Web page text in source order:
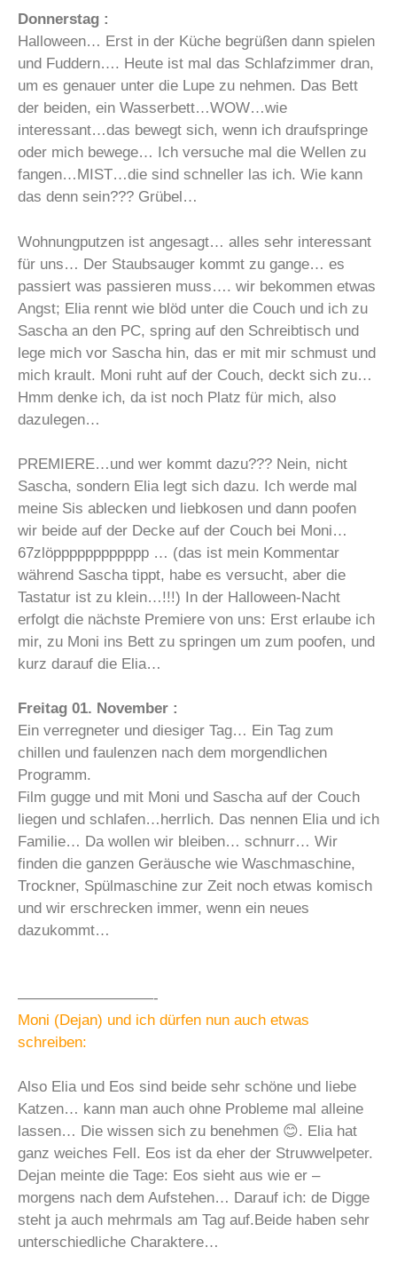
Donnerstag :
Halloween… Erst in der Küche begrüßen dann spielen
und Fuddern…. Heute ist mal das Schlafzimmer dran,
um es genauer unter die Lupe zu nehmen. Das Bett
der beiden, ein Wasserbett…WOW…wie
interessant…das bewegt sich, wenn ich draufspringe
oder mich bewege… Ich versuche mal die Wellen zu
fangen…MIST…die sind schneller las ich. Wie kann
das denn sein??? Grübel…
Wohnungputzen ist angesagt… alles sehr interessant
für uns… Der Staubsauger kommt zu gange… es
passiert was passieren muss…. wir bekommen etwas
Angst; Elia rennt wie blöd unter die Couch und ich zu
Sascha an den PC, spring auf den Schreibtisch und
lege mich vor Sascha hin, das er mit mir schmust und
mich krault. Moni ruht auf der Couch, deckt sich zu…
Hmm denke ich, da ist noch Platz für mich, also
dazulegen…
PREMIERE…und wer kommt dazu??? Nein, nicht
Sascha, sondern Elia legt sich dazu. Ich werde mal
meine Sis ablecken und liebkosen und dann poofen
wir beide auf der Decke auf der Couch bei Moni…
67zlöpppppppppppp … (das ist mein Kommentar
während Sascha tippt, habe es versucht, aber die
Tastatur ist zu klein…!!!) In der Halloween-Nacht
erfolgt die nächste Premiere von uns: Erst erlaube ich
mir, zu Moni ins Bett zu springen um zum poofen, und
kurz darauf die Elia…
Freitag 01. November :
Ein verregneter und diesiger Tag… Ein Tag zum
chillen und faulenzen nach dem morgendlichen
Programm.
Film gugge und mit Moni und Sascha auf der Couch
liegen und schlafen…herrlich. Das nennen Elia und ich
Familie… Da wollen wir bleiben… schnurr… Wir
finden die ganzen Geräusche wie Waschmaschine,
Trockner, Spülmaschine zur Zeit noch etwas komisch
und wir erschrecken immer, wenn ein neues
dazukommt…
—————————-
Moni (Dejan) und ich dürfen nun auch etwas
schreiben:
Also Elia und Eos sind beide sehr schöne und liebe
Katzen… kann man auch ohne Probleme mal alleine
lassen… Die wissen sich zu benehmen 😊. Elia hat
ganz weiches Fell. Eos ist da eher der Struwwelpeter.
Dejan meinte die Tage: Eos sieht aus wie er –
morgens nach dem Aufstehen… Darauf ich: de Digge
steht ja auch mehrmals am Tag auf.Beide haben sehr
unterschiedliche Charaktere…